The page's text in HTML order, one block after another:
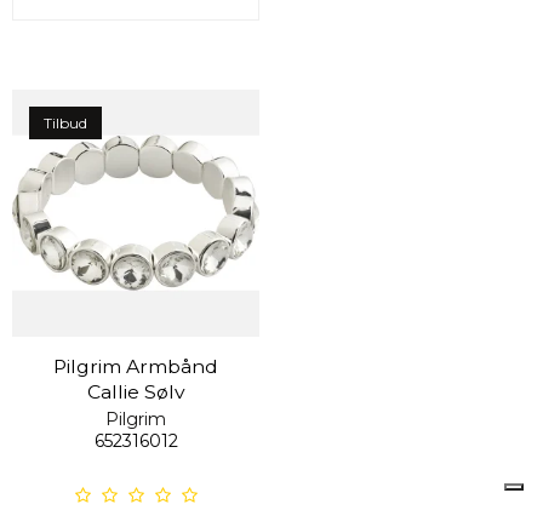
Tilbud
Pilgrim Armbånd
Callie Sølv
Pilgrim
652316012